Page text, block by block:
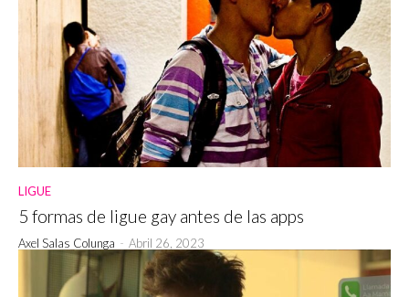
LIGUE
5 formas de ligue gay antes de las apps
Axel Salas Colunga - Abril 26, 2023